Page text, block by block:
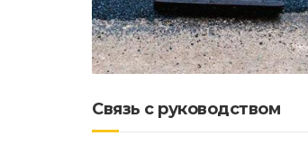
Связь с руководством